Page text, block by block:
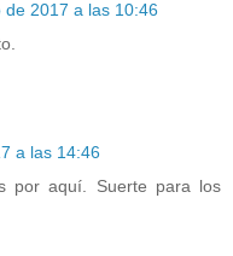
de 2017 a las 10:46
a las 14:46
por aquí. Suerte para los